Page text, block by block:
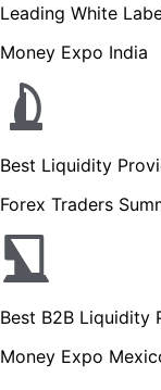
Leading White
Money Expo India
Best Liquidity
Forex Traders
Best B2B Liquidity
Money Expo